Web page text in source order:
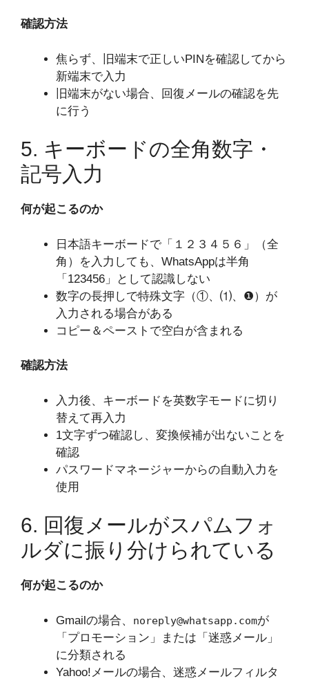
確認方法
焦らず、旧端末で正しいPINを確認してから
新端末で入力
旧端末がない場合、回復メールの確認を先
に行う
5. キーボードの全角数字・
記号入力
何が起こるのか
日本語キーボードで「１２３４５６」（全
角）を入力しても、WhatsAppは半角
「123456」として認識しない
数字の長押しで特殊文字（①、⑴、❶）が
入力される場合がある
コピー＆ペーストで空白が含まれる
確認方法
入力後、キーボードを英数字モードに切り
替えて再入力
1文字ずつ確認し、変換候補が出ないことを
確認
パスワードマネージャーからの自動入力を
使用
6. 回復メールがスパムフォ
ルダに振り分けられている
何が起こるのか
Gmailの場合、 noreply@whatsapp.comが
「プロモーション」または「迷惑メール」
に分類される
Yahoo!メールの場合、迷惑メールフィルタ